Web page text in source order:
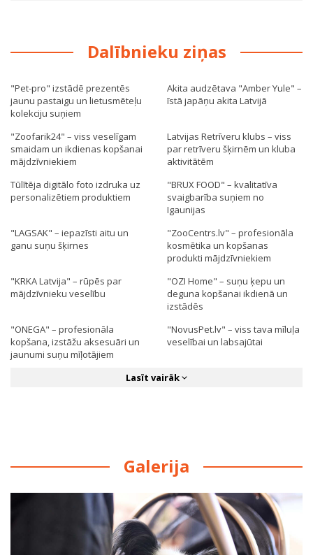
Dalībnieku ziņas
"Pet-pro" izstādē prezentēs
jaunu pastaigu un lietusmēteļu
kolekciju suņiem
Akita audzētava "Amber Yule" –
īstā japāņu akita Latvijā
"Zoofarik24" – viss veselīgam
smaidam un ikdienas kopšanai
mājdzīvniekiem
Latvijas Retrīveru klubs – viss
par retrīveru šķirnēm un kluba
aktivitātēm
Tūlītēja digitālo foto izdruka uz
personalizētiem produktiem
"BRUX FOOD" – kvalitatīva
svaigbarība suņiem no
Igaunijas
"LAGSAK" – iepazīsti aitu un
ganu suņu šķirnes
"ZooCentrs.lv" – profesionāla
kosmētika un kopšanas
produkti mājdzīvniekiem
"KRKA Latvija" – rūpēs par
mājdzīvnieku veselību
"OZI Home" – suņu ķepu un
deguna kopšanai ikdienā un
izstādēs
"ONEGA" – profesionāla
kopšana, izstāžu aksesuāri un
jaunumi suņu mīļotājiem
"NovusPet.lv" – viss tava mīluļa
veselībai un labsajūtai
Lasīt vairāk
Galerija